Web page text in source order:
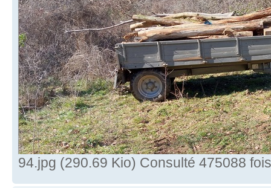
94.jpg (290.69 Kio) Consulté 475088 fois